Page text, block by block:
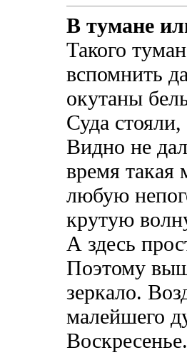
В тумане
Такого
вспомнить
окутаны
Суда
Видно не
время такая
любую
крутую
А здесь
Поэтому
зеркало.
малейшего